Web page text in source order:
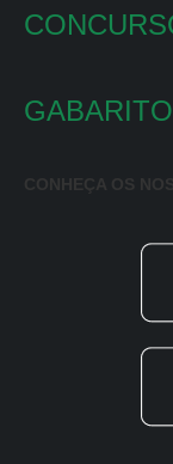
CONHEÇA OS